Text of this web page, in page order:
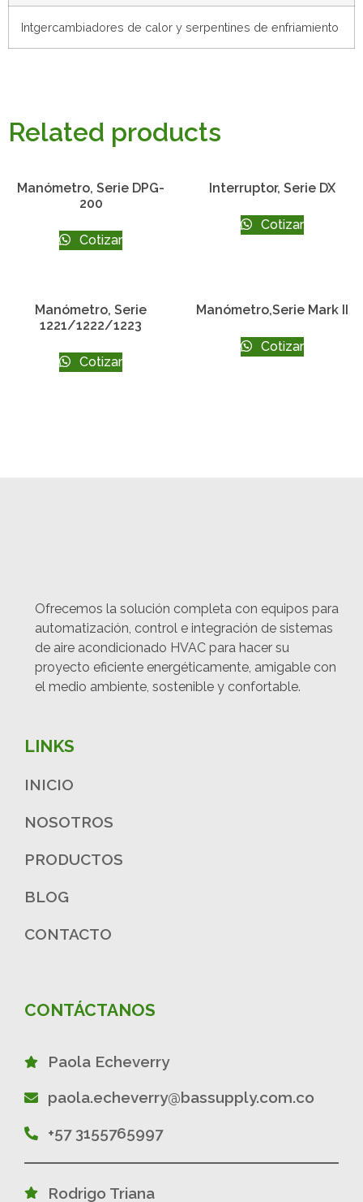
Intgercambiadores de calor y serpentines de enfriamiento
Related products
Manómetro, Serie DPG-
200
Cotizar
Interruptor, Serie DX
Cotizar
Manómetro, Serie
1221/1222/1223
Cotizar
Manómetro,Serie Mark II
Cotizar
Ofrecemos la solución completa con equipos para
automatización, control e integración de sistemas
de aire acondicionado HVAC para hacer su
proyecto eficiente energéticamente, amigable con
el medio ambiente, sostenible y confortable.
LINKS
INICIO
NOSOTROS
PRODUCTOS
BLOG
CONTACTO
CONTÁCTANOS
Paola Echeverry
paola.echeverry@bassupply.com.co
+57 3155765997
Rodrigo Triana